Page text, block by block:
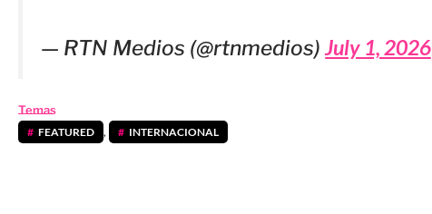
— RTN Medios (@rtnmedios)July 1, 2026
Temas
FEATURED , INTERNACIONAL